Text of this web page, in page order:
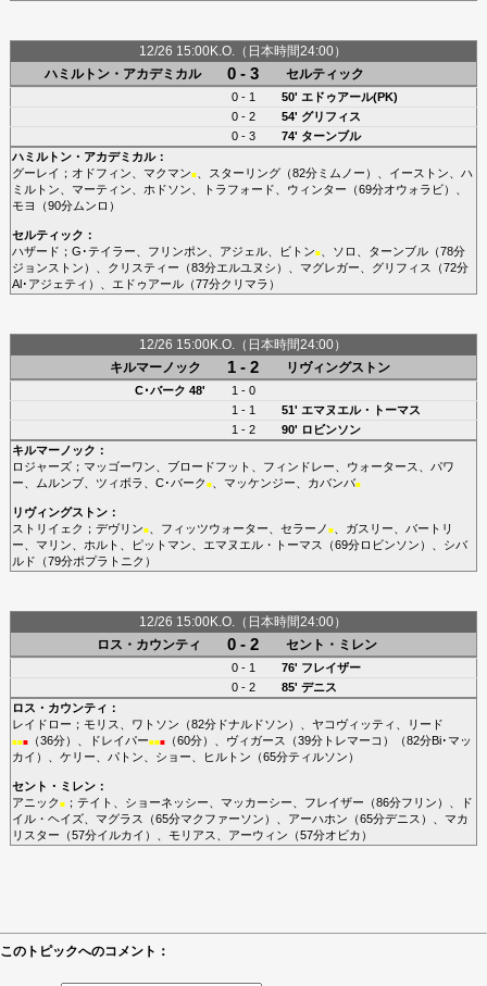
12/26 15:00K.O.（日本時間24:00）
ハミルトン・アカデミカル
0 - 3 セルティック
0 - 1 50' エドゥアール(PK)
0 - 2
54' グリフィス
0 - 3
74' ターンブル
ハミルトン・アカデミカル：
グーレイ ； オドフィン マクマン■、 スターリング（82分ミムノー ）、 イーストン
ハ
ミルトン
マーティン ホドソン トラフォード ウィンター （69分オウォラビ）、
モヨ
（90分ムンロ ）
セルティック ：
ハザード ； G･テイラー フリンポン アジェル、 ビトン■、 ソロ ターンブル（78分
ジョンストン ）、 クリスティー （83分エルユヌシ ）、 マグレガー グリフィス
（72分
Al･アジェティ ）、 エドゥアール（77分クリマラ ）
12/26 15:00K.O.（日本時間24:00）
キルマーノック
1 - 2 リヴィングストン
C･バーク 48'
1 - 0
1 - 1
51' エマヌエル・トーマス
1 - 2
90' ロビンソン
キルマーノック ：
ロジャーズ； マッゴーワン ブロードフット フィンドレー ウォータース
パワ
ー
ムルンブ、 ツィボラ C･バーク ■、 マッケンジー カバンバ■
リヴィングストン：
ストリイェク ； デヴリン■、 フィッツウォーター セラーノ ■、 ガスリー
バートリ
ー
マリン ホルト ピットマン エマヌエル・トーマス （69分ロビンソン ）、 シバ
ルド （79分ポプラトニク ）
12/26 15:00K.O.（日本時間24:00）
ロス・カウンティ
0 - 2 セント・ミレン
0 - 1 76' フレイザー
0 - 2
85' デニス
ロス・カウンティ ：
レイドロー ； モリス ワトソン （82分ドナルドソン ）、 ヤコヴィッティ リード
■■■（36分）、 ドレイパー■■■（60分）、 ヴィガース （39分トレマーコ ）（82分Bi･マッ
カイ ）、 ケリー パトン ショー ヒルトン （65分ティルソン ）
セント・ミレン：
アニック ■； テイト ショーネッシー マッカーシー フレイザー （86分フリン ）、
ド
イル・ヘイズ、 マグラス （65分マクファーソン ）、 アーハホン （65分デニス ）、 マカ
リスター （57分イルカイ ）、 モリアス アーウィン （57分オビカ ）
このトピックへのコメント：